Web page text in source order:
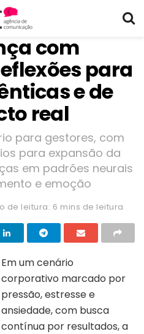
com
para
e de
real
para gestores, com
para expansão da
em padrões neurais
e emoção
de leitura: 6 mins de leitura
Em um cenário
corporativo marcado por
pressão, estresse e
ansiedade, com busca
contínua por resultados, a